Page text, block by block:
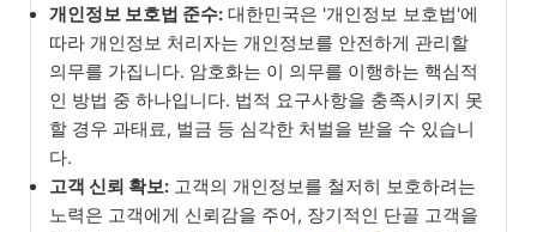
개인정보 보호법 준수: 대한민국은 '개인정보 보호법'에
따라 개인정보 처리자는 개인정보를 안전하게 관리할
의무를 가집니다. 암호화는 이 의무를 이행하는 핵심적
인 방법 중 하나입니다. 법적 요구사항을 충족시키지 못
할 경우 과태료, 벌금 등 심각한 처벌을 받을 수 있습니
다.
고객 신뢰 확보: 고객의 개인정보를 철저히 보호하려는
노력은 고객에게 신뢰감을 주어, 장기적인 단골 고객을